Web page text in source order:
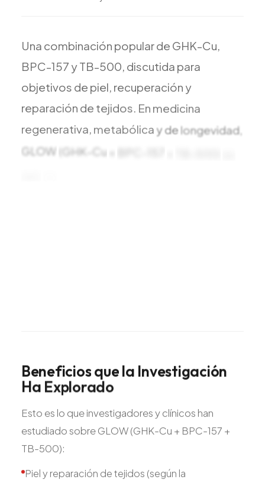
Una combinación popularde GHK-Cu,
BPC-157 yTB-500, discutida para
objetivos de piel, recuperación y
reparación de tejidos. En medicina
regenerativa, metabólicaydelongevidad,
GLOW (GHK-Cu BPC-157
Beneficiosquela Investigación
Ha Explorado
Esto es lo que investigadores y clínicos han
estudiado sobre GLOW (GHK-Cu + BPC-157 +
TB-500):
Piel y reparación de tejidos (según la